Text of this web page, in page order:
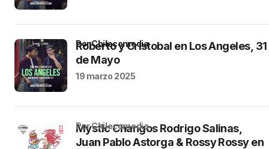
Roberto y Cristobal en Los Angeles, 31
de Mayo
por Chilecomedia
19 marzo 2025
Mystic Changos Rodrigo Salinas,
Juan Pablo Astorga & Rossy Rossy en
por Chilecomedia